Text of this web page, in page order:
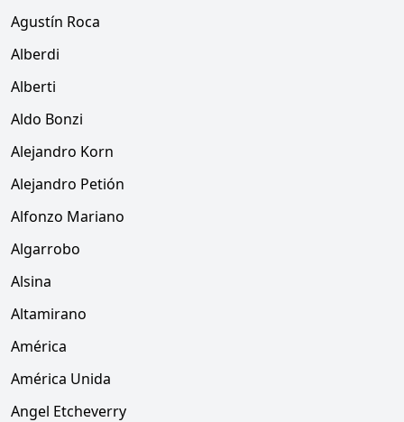
Agustín Roca
Alberdi
Alberti
Aldo Bonzi
Alejandro Korn
Alejandro Petión
Alfonzo Mariano
Algarrobo
Alsina
Altamirano
América
América Unida
Angel Etcheverry